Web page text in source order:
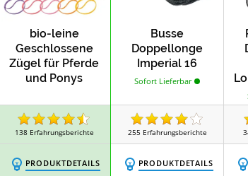
bio-leine
Geschlossene
Zügel für Pferde
und Ponys
Busse
Doppellonge
Imperial 16
Sofort Lieferbar
138 Erfahrungsberichte 255 Erfahrungsberichte
PRODUKTDETAILS PRODUKTDETAILS